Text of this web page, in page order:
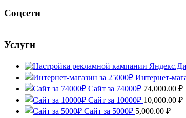
Соцсети
Услуги
Интернет-
Сайт за 74000₽ 74,000.00 ₽
Сайт за 10000₽ 10,000.00 ₽
Сайт за 5000₽ 5,000.00 ₽